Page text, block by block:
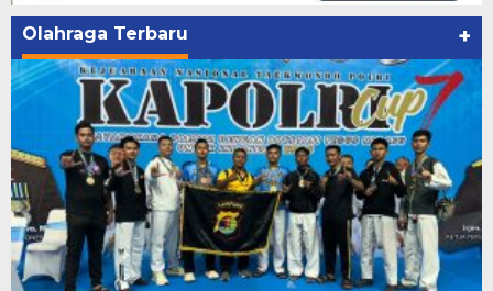
Olahraga Terbaru +